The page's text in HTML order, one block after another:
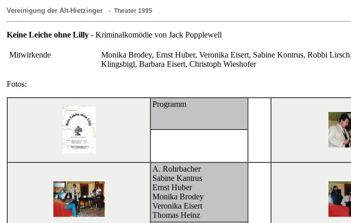
Vereinigung der Alt-Hietzinger - Theater 1995
Keine Leiche ohne Lilly - Kriminalkomödie von Jack Popplewell
Mitwirkende
Monika Brodey, Ernst Huber, Veronika Eisert, Sabine Kontrus, Robbi
Klingsbigl, Barbara Eisert, Christoph Wieshofer
Fotos:
Programm
A. Rohrbacher
Sabine Kantrus
Ernst Huber
Monika Brodey
Veronika Eisert
Thomas Heinz